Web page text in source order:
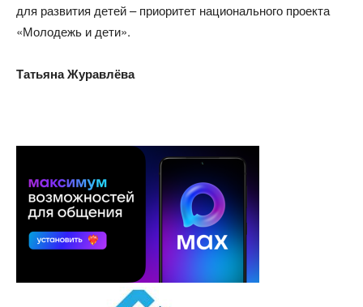
для развития детей – приоритет национального проекта
«Молодежь и дети».
Татьяна Журавлёва